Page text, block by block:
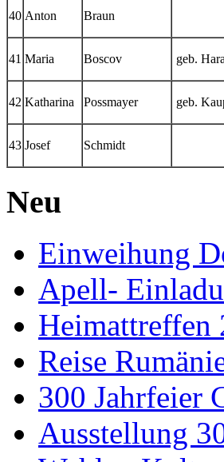
40 Anton Braun
41 Maria Boscov geb.
42 Katharina Possmayer geb.
43 Josef Schmidt
Neu
Einweihung
Apell-
Heimattreffen
Reise
300 Jahrfeier
Ausstellung